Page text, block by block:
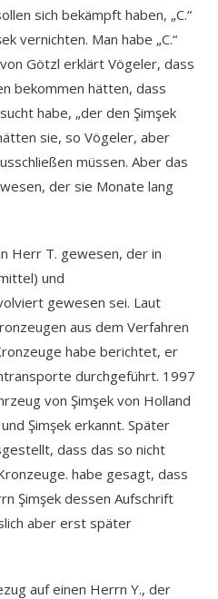
sich bekämpft haben, „C.“
vernichten. Man habe „C.“
Götzl erklärt Vögeler, dass
bekommen hätten, dass
habe, „der den Şimşek
sie, so Vögeler, aber
müssen. Aber das
der sie Monate lang
Herr T. gewesen, der in
und
gewesen sei. Laut
aus dem Verfahren
habe berichtet, er
durchgeführt. 1997
von Şimşek von Holland
Şimşek erkannt. Später
dass das so nicht
habe gesagt, dass
Şimşek dessen Aufschrift
aber erst später
auf einen Herrn Y., der